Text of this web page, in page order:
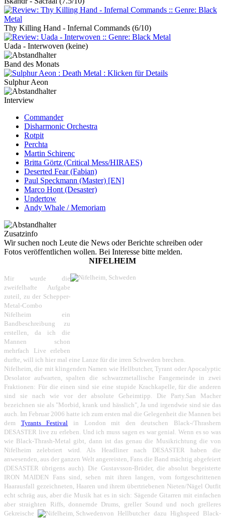
Thy Killing Hand - Infernal Commands (6/10)
Uada - Interwoven (keine)
Band des Monats
Sulphur Aeon
Interview
Commander
Disharmonic Orchestra
Rotpit
Perchta
Martin Schirenc
Britta Görtz (Critical Mess/HIRAES)
Deserted Fear (Fabian)
Paul Speckmann (Master) [EN]
Marco Hont (Desaster)
Undertow
Andy Whale / Memoriam
Zusatzinfo
Wir suchen noch Leute die News oder Berichte schreiben oder
Fotos veröffentlichen wollen. Bei Interesse bitte melden.
NIFELHEIM
Mir wurde die
zweifelhafte Aufgabe
zuteil, zu der Schepper-
Metal-Combo
Nifelheim ein
Bandbeschreibung zu
erstellen, da ich die
Mannen schon
mehrfach Live erleben
durfte, will ich hier mal eine Lanze für die irren Schweden brechen.
Nifelheim, die mit klingenden Namen wie Hellbutcher, Tyrant oder Apocalyptic
Desolator aufwarten, spalten die schwarzmetallische Fangemeinde in zwei
Fraktionen: Für die einen sind sie eine stupide Krachkapelle, für die anderen
sind sie nach wie vor der absolute Geheimtipp. Die Party.San Macher
bezeichnen sie als "Morbid, krank und hässlich", Ja und irgendwie sind sie das
auch. Im Februar 2006 hatte ich zum ersten mal die Gelegenheit die Mannen bei
dem Tyrants Festival in London mit den deutschen Black-/Thrashern
DESASTER live zu erleben. Und ich muss sagen es war genial. Wenn es so was
wie Black-Thrash-Metal gibt, dann ist das genau die Musikrichtung die von
Nifelheim zelebriert wird. Als Headliner nach DESASTER haben die
anwesenden, aus der ganzen Welt angereisten, Fans die Band mächtig abgefeiert
(DESASTER übrigens auch). Die Gustavsson-Brüder, die absolut begeisterte
IRON MAIDEN Fans sind, sehen mit ihren langen, vom fortgeschrittenen
Haarausfall gezeichneten, Haaren und ihrem übertriebenen Nieten/Nägel Outfit
echt schräg aus, aber die Musik hat es in sich: Sägende Gitarren mit einfachen
aber straighten Riffs, donnernde Drums, greller Sound und noch grelleres
Gekreische
von Hellbutcher dazu Highspeed Black-